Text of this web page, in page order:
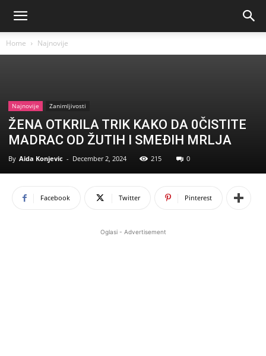
Home Najnovije
Najnovije Zanimljivosti
ŽENA OTKRILA TRIK KAKO DA 0ČISTITE
MADRAC OD ŽUTIH I SMEĐIH MRLJA
By Aida Konjevic - December 2, 2024 215 0
Facebook Twitter Pinterest
Oglasi - Advertisement